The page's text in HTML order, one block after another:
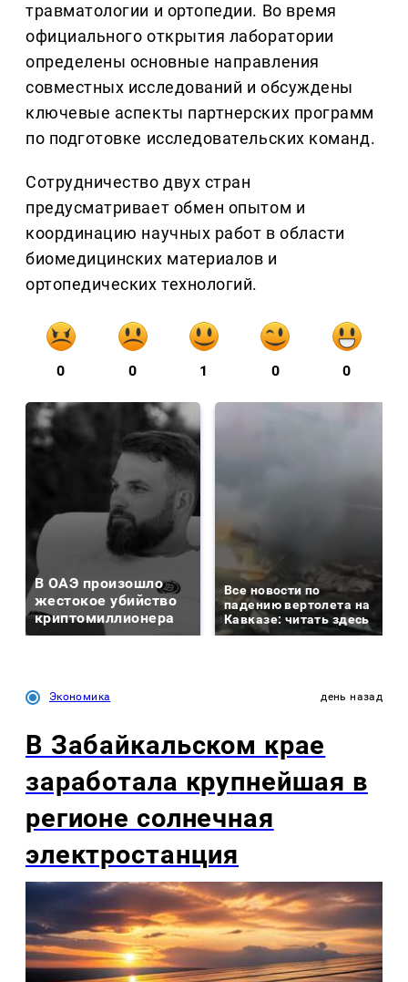
травматологии и ортопедии. Во время
официального открытия лаборатории
определены основные направления
совместных исследований и обсуждены
ключевые аспекты партнерских программ
по подготовке исследовательских команд.
Сотрудничество двух стран
предусматривает обмен опытом и
координацию научных работ в области
биомедицинских материалов и
ортопедических технологий.
0 0 1 0 0
В ОАЭ произошло
жестокое убийство
криптомиллионера
Все новости по
падению вертолета на
Кавказе: читать здесь
Экономика день назад
В Забайкальском крае
заработала крупнейшая в
регионе солнечная
электростанция